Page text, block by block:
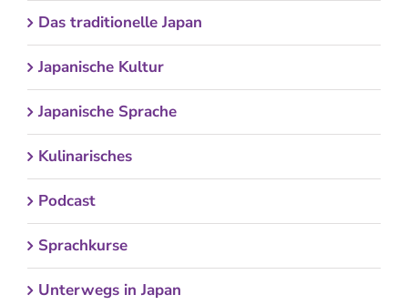
Das traditionelle Japan
Japanische Kultur
Japanische Sprache
Kulinarisches
Podcast
Sprachkurse
Unterwegs in Japan